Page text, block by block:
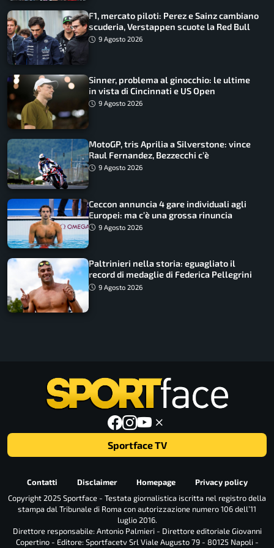
F1, mercato piloti: Perez e Sainz cambiano
scuderia, Verstappen scuote la Red Bull
9 Agosto 2026
Sinner, problema al ginocchio: le ultime
in vista di Cincinnati e US Open
9 Agosto 2026
MotoGP, tris Aprilia a Silverstone: vince
Raul Fernandez, Bezzecchi c’è
9 Agosto 2026
Ceccon annuncia 4 gare individuali agli
Europei: ma c’è una grossa rinuncia
9 Agosto 2026
Paltrinieri nella storia: eguagliato il
record di medaglie di Federica Pellegrini
9 Agosto 2026
Sportface TV
Contatti Disclaimer Homepage
Privacy policy
Copyright 2025 Sportface - Testata giornalistica iscritta nel registro della
stampa dal Tribunale di Roma con autorizzazione numero 106 dell’11
luglio 2016.
Direttore responsabile: Antonio Palmieri - Direttore editoriale Giovanni
Copertino - Editore: Sportfacetv Srl Viale Augusto 79 - 80125 Napoli -